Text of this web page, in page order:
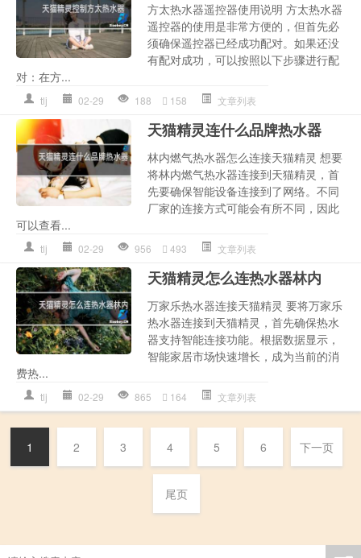
方太热水器遥控器使用说明 方太热水器
遥控器的使用是非常方便的，但首先必
须确保遥控器已经成功配对。如果还没
有配对成功，可以按照以下步骤进行配
对：在方...
tlj 02-29 188 158 文章列表
天猫精灵连什么品牌热水器
林内燃气热水器怎么连接天猫精灵 想要
将林内燃气热水器连接到天猫精灵，首
先要确保智能设备连接到了网络。不同
厂家的连接方式可能会有所不同，因此
可以查看...
tlj 02-29 956 493 文章列表
天猫精灵怎么连热水器林内
万家乐热水器连接天猫精灵 要将万家乐
热水器连接到天猫精灵，首先确保热水
器支持智能连接功能。根据数据显示，
智能家居市场快速增长，成为当前的消
费热...
tlj 02-29 865 164 文章列表
1 2 3 4 5 6 下一页
尾页